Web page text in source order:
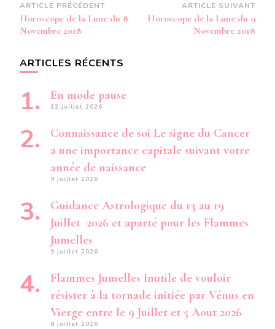
Navigation
d’article
ARTICLE PRÉCÉDENT
Horoscope de la Lune du 8
Novembre 2018
ARTICLE SUIVANT
Horoscope de la Lune du 9
Novembre 2018
ARTICLES RÉCENTS
En mode pause
12 juillet 2026
Connaissance de soi Le signe du Cancer
a une importance capitale suivant votre
année de naissance
9 juillet 2026
Guidance Astrologique du 13 au 19
Juillet 2026 et aparté pour les Flammes
Jumelles
9 juillet 2026
Flammes Jumelles Inutile de vouloir
résister à la tornade initiée par Vénus en
Vierge entre le 9 Juillet et 5 Aout 2026
8 juillet 2026